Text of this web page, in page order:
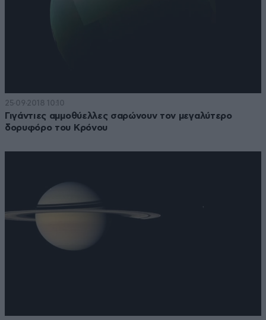
25·09·2018 10:10
Γιγάντιες αμμοθύελλες σαρώνουν τον μεγαλύτερο
δορυφόρο του Κρόνου